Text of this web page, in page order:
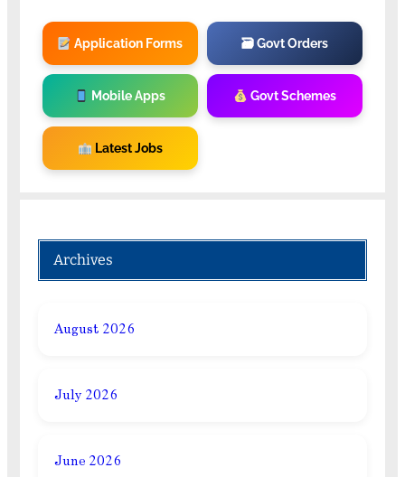
Application Forms 🗃 Govt Orders
Mobile Apps Govt Schemes
Latest Jobs
Archives
August 2026
July 2026
June 2026